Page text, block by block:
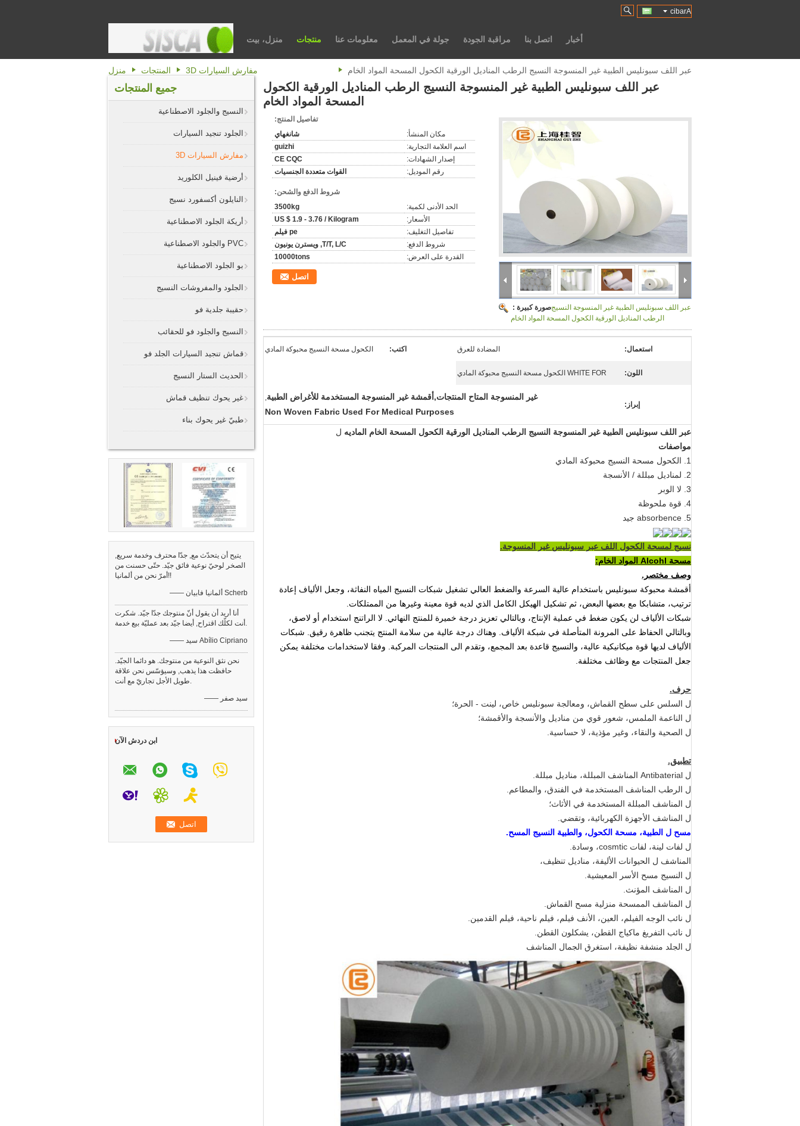
Arabic
منزل، بيت منتجات معلومات عنا جولة في المعمل مراقبة الجودة اتصل بنا أخبار
منزل المنتجات مفارش السيارات 3D عبر اللف سبونليس الطبية غير المنسوجة النسيج الرطب المناديل الورقية الكحول المسحة المواد الخام
جميع المنتجات
النسيج والجلود الاصطناعية
الجلود تنجيد السيارات
مفارش السيارات 3D
أرضية فينيل الكلوريد
النايلون أكسفورد نسيج
أريكة الجلود الاصطناعية
PVC والجلود الاصطناعية
بو الجلود الاصطناعية
الجلود والمفروشات النسيج
حقيبة جلدية فو
النسيج والجلود فو للحقائب
قماش تنجيد السيارات الجلد فو
الحديث الستار النسيج
غير يحوك تنظيف قماش
طبيّ غير يحوك بناء
يتيح أن يتحدّث مع, جدّا محترف وخدمة سريع,
الصخر لوحيّ نوعية فائق جيّد. حتّى حسنت من
أمرّ نحن من ألمانيا!!
—— ألمانيا فابيان Scherb
أنا أريد أن يقول أنّ منتوجك جدّا جيّد. شكرت
أنت لكلّك اقتراح, أيضا جيّد بعد عمليّة بيع خدمة.
—— سيد Abílio Cipriano
نحن نثق النوعية من منتوجك. هو دائما الجيّد.
حافظت هذا يذهب, وسيؤسّس نحن علاقة
طويل الأجل تجاريّ مع أنت.
—— سيد صفر
ابن دردش الآن
عبر اللف سبونليس الطبية غير المنسوجة النسيج الرطب المناديل الورقية الكحول
المسحة المواد الخام
صورة كبيرة :عبر اللف سبونليس الطبية غير المنسوجة النسيج
الرطب المناديل الورقية الكحول المسحة المواد الخام
تفاصيل المنتج:
مكان المنشأ:
شانغهاي
اسم العلامة التجارية:
guizhi
إصدار الشهادات:
CE CQC
رقم الموديل:
القوات متعددة الجنسيات
شروط الدفع والشحن:
الحد الأدنى لكمية:
3500kg
الأسعار:
US $ 1.9 - 3.76 / Kilogram
تفاصيل التغليف:
pe فيلم
شروط الدفع:
T/T, L/C, ويسترن يونيون
القدرة على العرض:
10000tons
اتصل
استعمال: المضادة للعرق اكتب: الكحول مسحة النسيج محبوكة المادي
اللون: WHITE FOR الكحول مسحة النسيج محبوكة المادي
إبراز:
غير المنسوجة المتاح المنتجات,أقمشة غير المنسوجة المستخدمة للأغراض الطبية,
Non Woven Fabric Used For Medical Purposes
عبر اللف سبونليس الطبية غير المنسوجة النسيج الرطب المناديل الورقية الكحول المسحة الخام الماديه ل
مواصفات
1. الكحول مسحة النسيج محبوكة المادي
2. لمناديل مبللة / الأنسجة
3. لا الوبر
4. قوة ملحوظة
5. absorbence جيد
نسيج لمسحة الكحول اللف عبر سبونليس غير المنسوجة.
مسحة Alcohl المواد الخام:
وصف مختصر.
أقمشة محبوكة سبونليس باستخدام عالية السرعة والضغط العالي تشغيل شبكات النسيج المياه النفاثة، وجعل الألياف إعادة
ترتيب، متشابكا مع بعضها البعض، ثم تشكيل الهيكل الكامل الذي لديه قوة معينة وغيرها من الممتلكات.
شبكات الألياف لن يكون ضغط في عملية الإنتاج، وبالتالي تعزيز درجة خميرة للمنتج النهائي.
لا الراتنج استخدام أو لاصق،
وبالتالي الحفاظ على المرونة المتأصلة في شبكة الألياف.
وهناك درجة عالية من سلامة المنتج يتجنب ظاهرة رقيق.
شبكات
الألياف لديها قوة ميكانيكية عالية، والنسيج قاعدة بعد المجمع، وتقدم الى المنتجات المركبة.
وفقا لاستخدامات مختلفة يمكن
جعل المنتجات مع وظائف مختلفة.
حرف.
ل السلس على سطح القماش، ومعالجة سبونليس خاص، لينت - الحرة؛
ل الناعمة الملمس، شعور قوي من مناديل والأنسجة والأقمشة؛
ل الصحية والنقاء، وغير مؤذية، لا حساسية.
تطبيق.
ل Antibaterial المناشف المبللة، مناديل مبللة.
ل الرطب المناشف المستخدمة في الفندق، والمطاعم.
ل المناشف المبللة المستخدمة في الأثاث؛
ل المناشف الأجهزة الكهربائية، وتقضي.
مسح ل الطبية، مسحة الكحول، والطبية النسيج المسح.
ل لفات لينة، لفات cosmtic، وسادة.
المناشف ل الحيوانات الأليفة، مناديل تنظيف،
ل النسيج مسح الأسر المعيشية.
ل المناشف المؤنث.
ل المناشف الممسحة منزلية مسح القماش.
ل نائب الوجه الفيلم، العين، الأنف فيلم، فيلم ناحية، فيلم القدمين.
ل نائب التفريغ ماكياج القطن، يشكلون القطن.
ل الجلد منشفة نظيفة، استغرق الجمال المناشف